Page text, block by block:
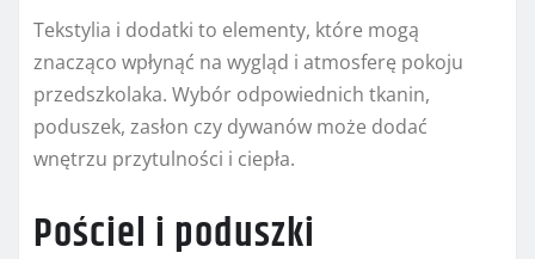
Tekstylia i dodatki to elementy, które mogą
znacząco wpłynąć na wygląd i atmosferę pokoju
przedszkolaka. Wybór odpowiednich tkanin,
poduszek, zasłon czy dywanów może dodać
wnętrzu przytulności i ciepła.
Pościel i poduszki